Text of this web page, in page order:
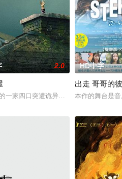
，“最飒女子反恐特战队”临危受命，
2.0
一家四口突遭诡异变故，被困在自家房
HD中字
出走 哥哥的
本作的舞台是